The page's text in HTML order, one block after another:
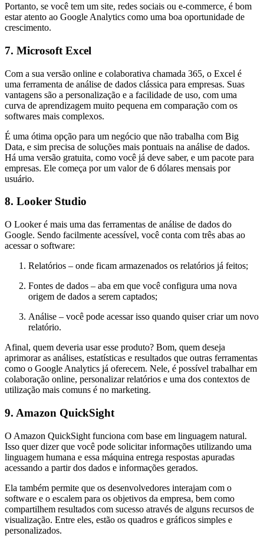
Portanto, se você tem um site, redes sociais ou e-commerce, é bom
estar atento ao Google Analytics como uma boa oportunidade de
crescimento.
7. Microsoft Excel
Com a sua versão online e colaborativa chamada 365, o Excel é
uma ferramenta de análise de dados clássica para empresas. Suas
vantagens são a personalização e a facilidade de uso, com uma
curva de aprendizagem muito pequena em comparação com os
softwares mais complexos.
É uma ótima opção para um negócio que não trabalha com Big
Data, e sim precisa de soluções mais pontuais na análise de dados.
Há uma versão gratuita, como você já deve saber, e um pacote para
empresas. Ele começa por um valor de 6 dólares mensais por
usuário.
8. Looker Studio
O Looker é mais uma das ferramentas de análise de dados do
Google. Sendo facilmente acessível, você conta com três abas ao
acessar o software:
Relatórios – onde ficam armazenados os relatórios já feitos;
Fontes de dados – aba em que você configura uma nova
origem de dados a serem captados;
Análise – você pode acessar isso quando quiser criar um novo
relatório.
Afinal, quem deveria usar esse produto? Bom, quem deseja
aprimorar as análises, estatísticas e resultados que outras ferramentas
como o Google Analytics já oferecem. Nele, é possível trabalhar em
colaboração online, personalizar relatórios e uma dos contextos de
utilização mais comuns é no marketing.
9. Amazon QuickSight
O Amazon QuickSight funciona com base em linguagem natural.
Isso quer dizer que você pode solicitar informações utilizando uma
linguagem humana e essa máquina entrega respostas apuradas
acessando a partir dos dados e informações gerados.
Ela também permite que os desenvolvedores interajam com o
software e o escalem para os objetivos da empresa, bem como
compartilhem resultados com sucesso através de alguns recursos de
visualização. Entre eles, estão os quadros e gráficos simples e
personalizados.